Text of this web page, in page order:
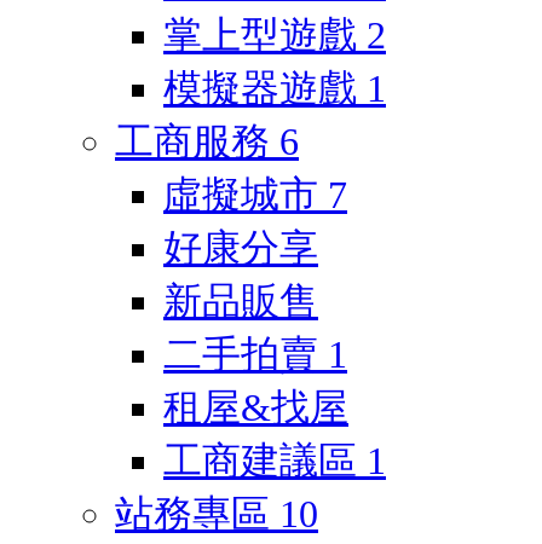
掌上型遊戲 2
模擬器遊戲 1
工商服務 6
虛擬城市 7
好康分享
新品販售
二手拍賣 1
租屋&找屋
工商建議區 1
站務專區 10